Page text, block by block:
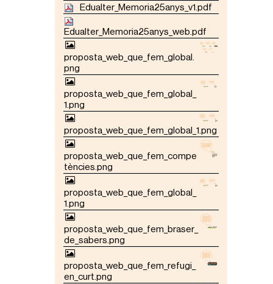
Ó
Edualter_Memoria25anys_v1.pdf
Edualter_Memoria25anys_web.pdf
proposta_web_que_fem_global.
png
proposta_web_que_fem_global_
1.png
proposta_web_que_fem_global_1.png
proposta_web_que_fem_compe
tències.png
proposta_web_que_fem_global_
1.png
proposta_web_que_fem_braser_
de_sabers.png
proposta_web_que_fem_refugi_
en_curt.png